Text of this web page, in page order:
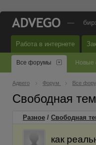
—
Работа в интернете
Все форумы Новые
Адвего Форум Все
Свободная
Разное / Свободная
как